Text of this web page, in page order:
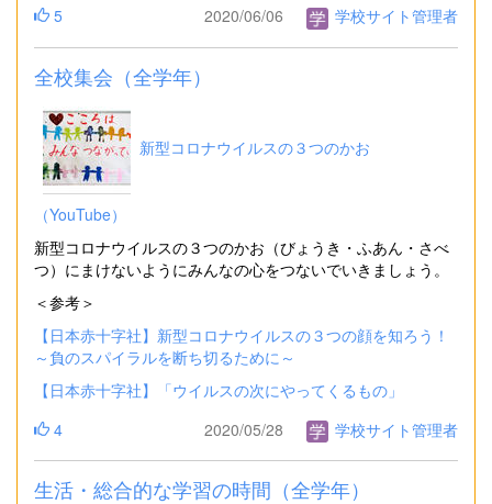
5
2020/06/06 学校サイト管理者
全校集会（全学年）
新型コロナウイルスの３つのかお
（YouTube）
新型コロナウイルスの３つのかお（びょうき・ふあん・さべ
つ）にまけないようにみんなの心をつないでいきましょう。
＜参考＞
【日本赤十字社】新型コロナウイルスの３つの顔を知ろう！
～負のスパイラルを断ち切るために～
【日本赤十字社】「ウイルスの次にやってくるもの」
4
2020/05/28 学校サイト管理者
生活・総合的な学習の時間（全学年）